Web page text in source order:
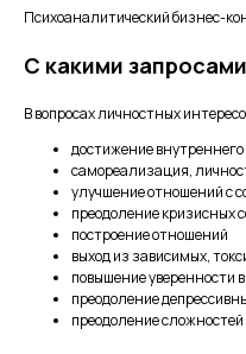
Психоаналитический бизнес-
С какими
В вопросах личностных
достижение
самореализация,
улучшение отношений с
преодоление кризисных
построение отношений
выход из зависимых,
повышение уверенности
преодоление
преодоление